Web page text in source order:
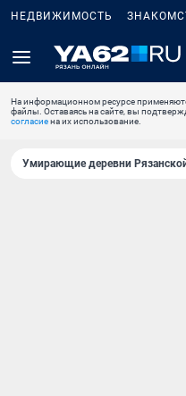
НЕДВИЖИМОСТЬ
На информационном ресурсе
файлы. Оставаясь на сайте, вы
согласиена их использование.
Умирающие деревни